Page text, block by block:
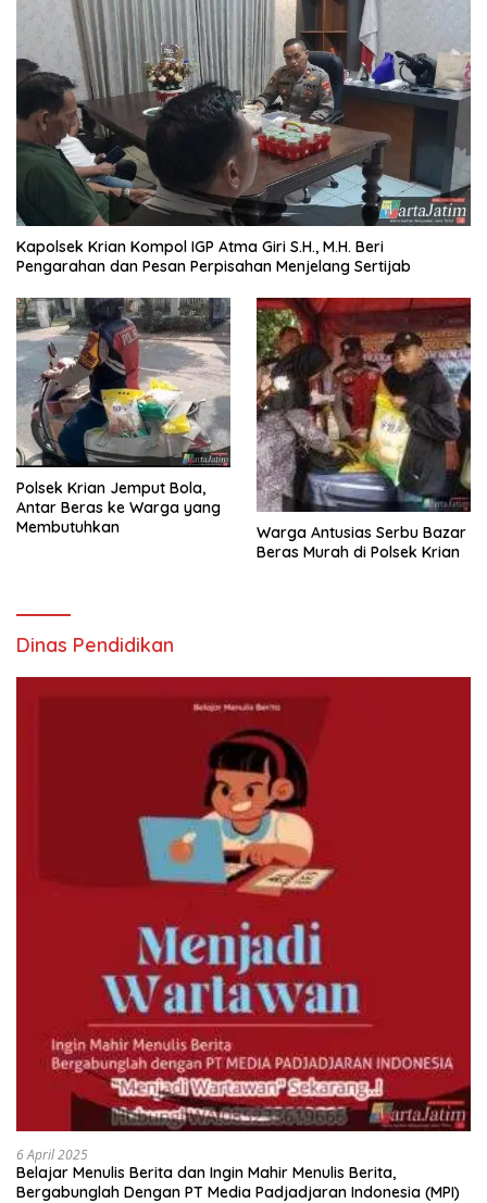
Kapolsek Krian Kompol IGP Atma Giri S.H., M.H. Beri
Pengarahan dan Pesan Perpisahan Menjelang Sertijab
Polsek Krian Jemput Bola,
Antar Beras ke Warga yang
Membutuhkan
Warga Antusias Serbu Bazar
Beras Murah di Polsek Krian
Dinas Pendidikan
6 April 2025
Belajar Menulis Berita dan Ingin Mahir Menulis Berita,
Bergabunglah Dengan PT Media Padjadjaran Indonesia (MPI)